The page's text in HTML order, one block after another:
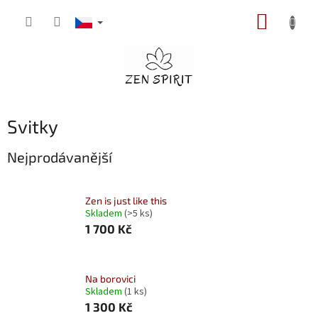
Svitky
Nejprodávanější
Zen is just like this
Skladem (>5 ks)
1 700 Kč
Na borovici
Skladem (1 ks)
1 300 Kč